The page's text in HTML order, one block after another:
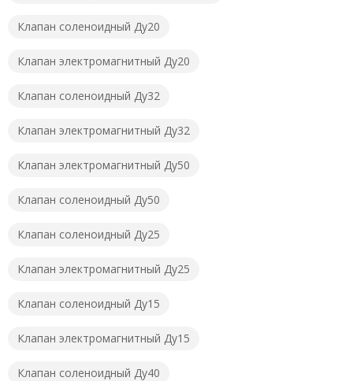
Клапан соленоидный Ду20
Клапан электромагнитный Ду20
Клапан соленоидный Ду32
Клапан электромагнитный Ду32
Клапан электромагнитный Ду50
Клапан соленоидный Ду50
Клапан соленоидный Ду25
Клапан электромагнитный Ду25
Клапан соленоидный Ду15
Клапан электромагнитный Ду15
Клапан соленоидный Ду40